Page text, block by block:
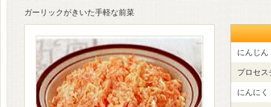
ガーリックがきいた手軽な前菜
にんじん
プロセス
にんにく